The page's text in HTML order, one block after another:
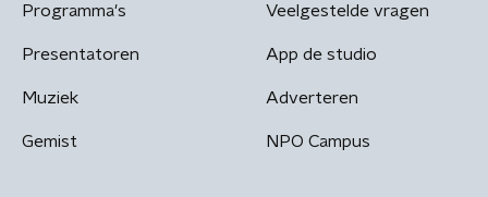
Programma's
Presentatoren
Muziek
Gemist
Veelgestelde vragen
App de studio
Adverteren
NPO Campus